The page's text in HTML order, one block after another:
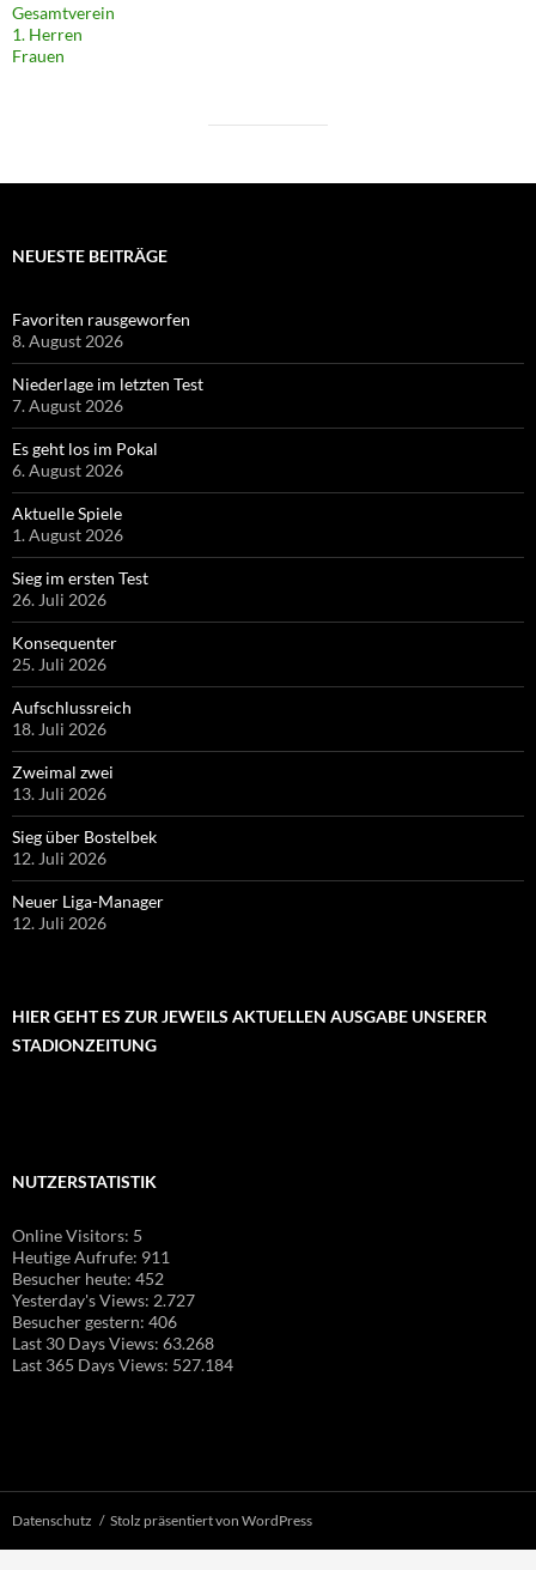
Gesamtverein
1. Herren
Frauen
NEUESTE BEITRÄGE
Favoriten rausgeworfen
8. August 2026
Niederlage im letzten Test
7. August 2026
Es geht los im Pokal
6. August 2026
Aktuelle Spiele
1. August 2026
Sieg im ersten Test
26. Juli 2026
Konsequenter
25. Juli 2026
Aufschlussreich
18. Juli 2026
Zweimal zwei
13. Juli 2026
Sieg über Bostelbek
12. Juli 2026
Neuer Liga-Manager
12. Juli 2026
HIER GEHT ES ZUR JEWEILS AKTUELLEN AUSGABE UNSERER
STADIONZEITUNG
NUTZERSTATISTIK
Online Visitors: 5
Heutige Aufrufe: 911
Besucher heute: 452
Yesterday's Views: 2.727
Besucher gestern: 406
Last 30 Days Views: 63.268
Last 365 Days Views: 527.184
Datenschutz Stolz präsentiert von WordPress